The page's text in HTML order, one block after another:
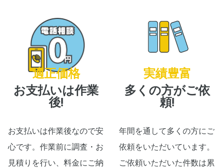
適正価格
お支払いは作業
後!
お支払いは作業後なので安
心です。作業前に調査・お
見積りを行い、料金にご納
実績豊富
多くの方がご依
頼!
年間を通して多くの方にご
依頼をいただいています。
ご依頼いただいた件数は累